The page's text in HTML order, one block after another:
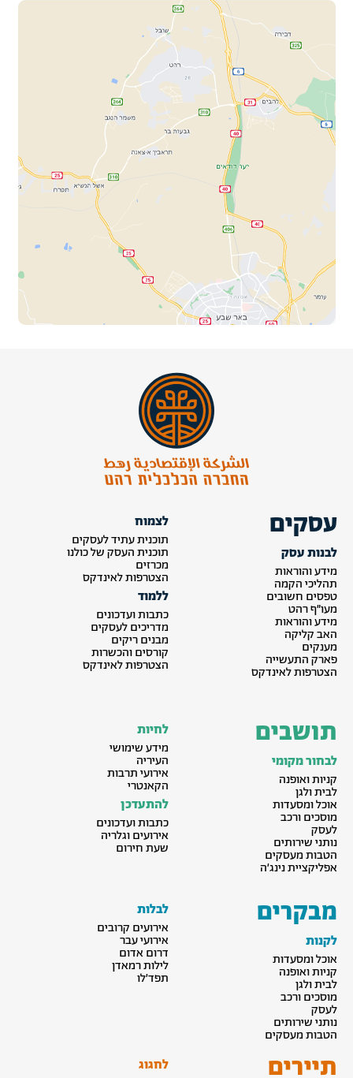
עסקים
לבנות עסק
מידע והוראות
תהליכי הקמה
טפסים חשובים
מעו״ף רהט
מידע והוראות
האב קליקה
מענקים
פארק התעשייה
הצטרפות לאינדקס
לצמוח
תוכנית עתיד לעסקים
תוכנית העסק של כולנו
מכרזים
הצטרפות לאינדקס
ללמוד
כתבות ועדכונים
מדריכים לעסקים
מבנים ריקים
קורסים והכשרות
הצטרפות לאינדקס
תושבים
לבחור מקומי
קניות ואופנה
לבית ולגן
אוכל ומסעדות
מוסכים ורכב
לעסק
נותני שירותים
הטבות מעסקים
אפליקציית נינג׳ה
לחיות
מידע שימושי
העיריה
אירועי תרבות
הקאנטרי
להתעדכן
כתבות ועדכונים
אירועים וגלריה
שעת חירום
מבקרים
לקנות
אוכל ומסעדות
קניות ואופנה
לבית ולגן
מוסכים ורכב
לעסק
נותני שירותים
הטבות מעסקים
לבלות
אירועים קרובים
אירועי עבר
דרום אדום
לילות רמאדן
תפד׳לו
תיירים לחגוג